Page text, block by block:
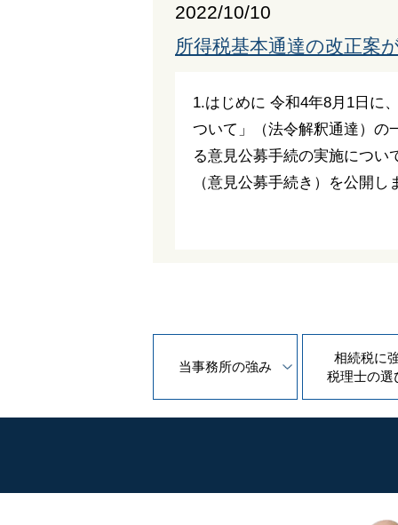
2022/10/10
所得税基本通達の改正案
1.はじめに 令和4年8月1日に
ついて」（法令解釈通達）の
る意見公募手続の実施につい
（意見公募手続き）を公開
当事務所の強み
相続税に
税理士の選